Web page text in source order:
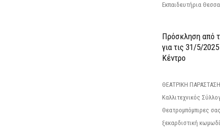
Εκπαιδευτήρια
Πρόσκληση από
για τις 31/5/
Κέντρο
ΘΕΑΤΡΙΚΗ ΠΑΡΑΣΤΑΣΗ
Καλλιτεχνικός
Θεατρομπόμπιρες
ξεκαρδιστική